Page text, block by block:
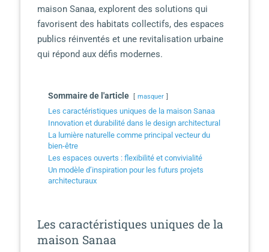
maison Sanaa, explorent des solutions qui
favorisent des habitats collectifs, des espaces
publics réinventés et une revitalisation urbaine
qui répond aux défis modernes.
Sommaire de l'article masquer
Les caractéristiques uniques de la maison Sanaa
Innovation et durabilité dans le design architectural
La lumière naturelle comme principal vecteur du
bien-être
Les espaces ouverts : flexibilité et convivialité
Un modèle d’inspiration pour les futurs projets
architecturaux
Les caractéristiques uniques de la
maison Sanaa